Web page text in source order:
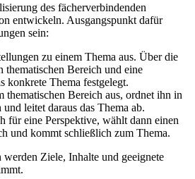
des fächerverbindenden
entwickeln. Ausgangspunkt dafür
sein:
zu einem Thema aus. Über die
thematischen Bereich und eine
konkrete Thema festgelegt.
thematischen Bereich aus, ordnet ihn in
leitet daraus das Thema ab.
für eine Perspektive, wählt dann einen
und kommt schließlich zum Thema.
werden Ziele, Inhalte und geeignete